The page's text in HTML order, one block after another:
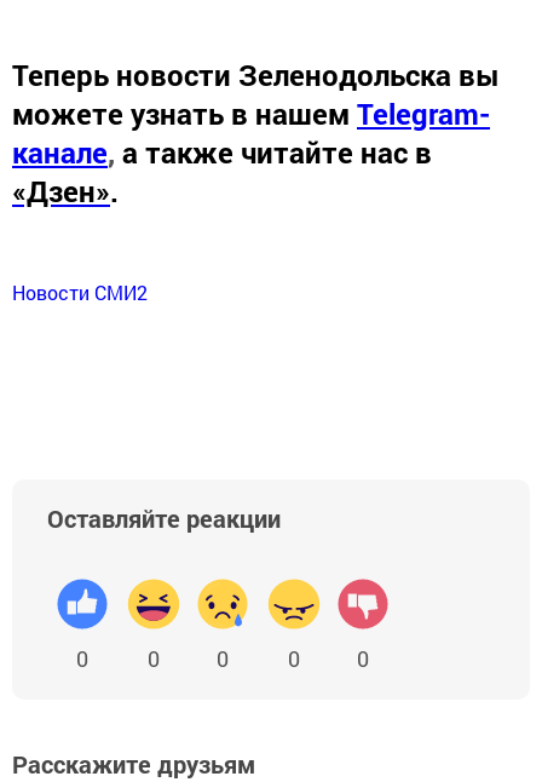
Теперь новости Зеленодольска вы
можете узнать в нашем Telegram-
канале, а также читайте нас в
«Дзен».
Новости СМИ2
Оставляйте реакции
0 0 0 0 0
Расскажите друзьям